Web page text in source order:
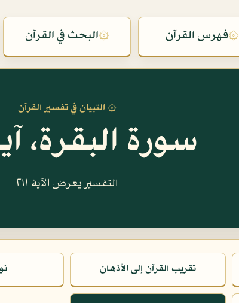
۞فهرس القرآن ۞البحث في القرآن
۞ التبيان في تفسير القرآن
سورة البقرة، آية
التفسير يعرض الآية ٢١١
تقريب القرآن إلى الأذهان